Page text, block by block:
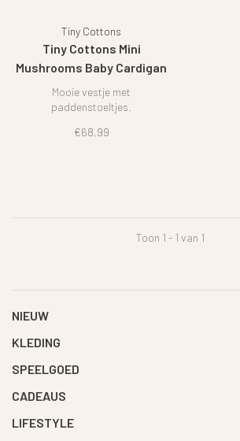
Tiny Cottons
Tiny Cottons Mini
Mushrooms Baby Cardigan
Mooie vestje met
paddenstoeltjes.
€68,99
Toon 1 - 1 van 1
NIEUW
KLEDING
SPEELGOED
CADEAUS
LIFESTYLE